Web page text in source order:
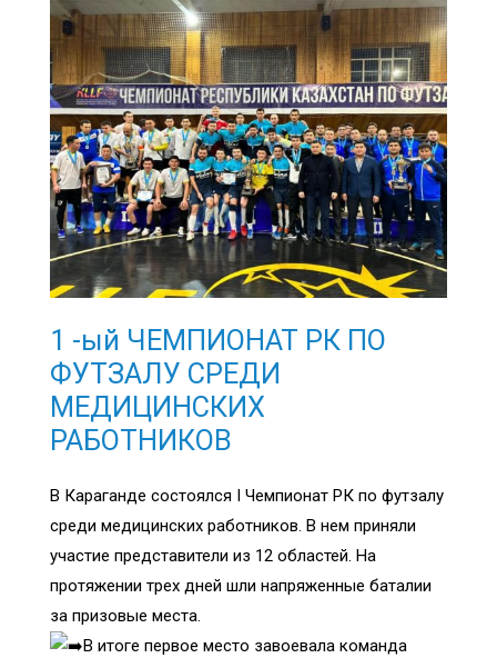
1 -ый ЧЕМПИОНАТ РК ПО
ФУТЗАЛУ СРЕДИ
МЕДИЦИНСКИХ
РАБОТНИКОВ
В Караганде состоялся I Чемпионат РК по футзалу
среди медицинских работников. В нем приняли
участие представители из 12 областей. На
протяжении трех дней шли напряженные баталии
за призовые места.
В итоге первое место завоевала команда